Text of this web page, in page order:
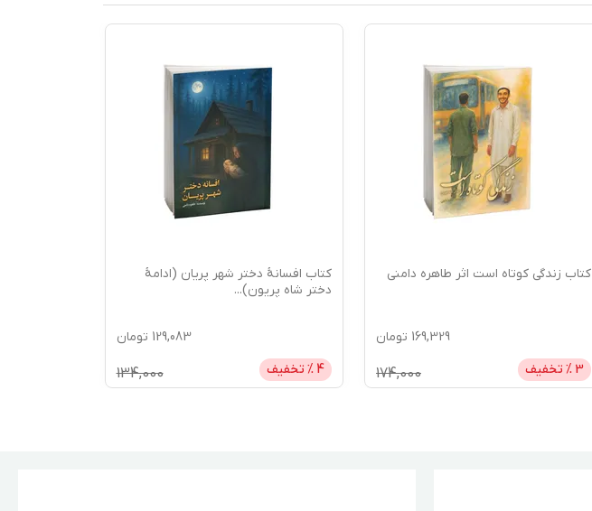
کتاب زندگی کوتاه است اثر طاهره دامنی
169,329 تومان
3 % تخفیف 174,000
کتاب افسانۀ دختر شهر پریان (ادامۀ
دختر شاه پریون)...
129,083 تومان
4 % تخفیف 134,000